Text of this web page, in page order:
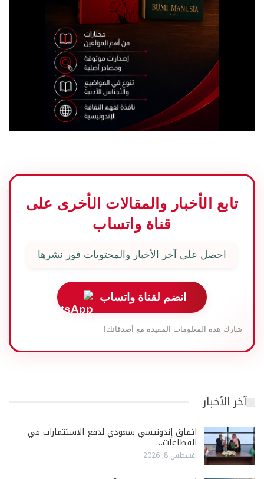
تابع الأخبار والمقالات الأخرى على
قناة واتساب
احصل على آخر الأخبار والمحتويات فور نشرها
انضم لقناة واتساب
شارك هذه المعلومات المفيدة مع أصدقائك!
آخر الأخبار
اتفاق إندونيسي سعودي لدفع الاستثمارات في
القطاعات…
أغسطس 8, 2026